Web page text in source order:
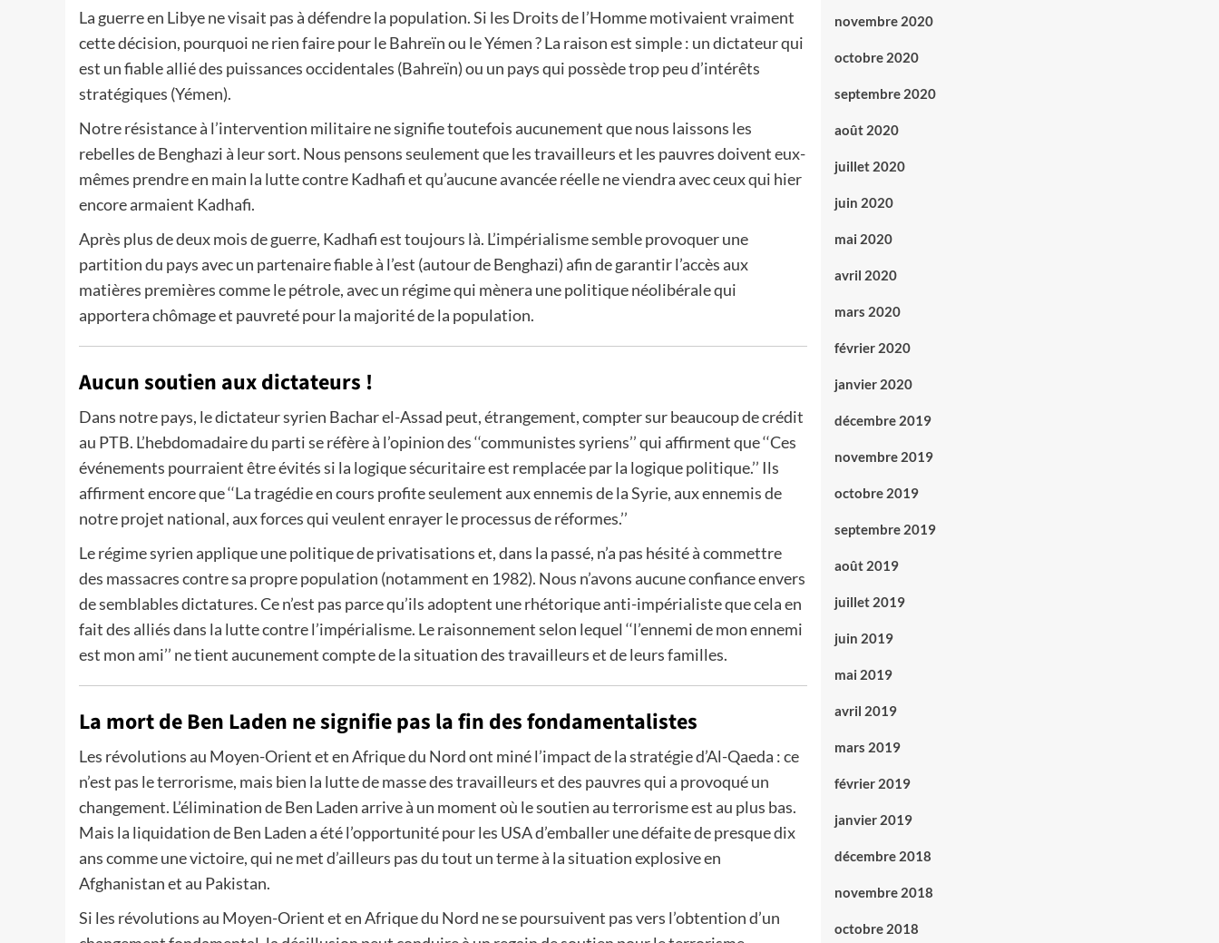
La guerre en Libye ne visait pas à défendre la population. Si les Droits de l’Homme motivaient vraiment
cette décision, pourquoi ne rien faire pour le Bahreïn ou le Yémen ? La raison est simple : un dictateur qui
est un fiable allié des puissances occidentales (Bahreïn) ou un pays qui possède trop peu d’intérêts
stratégiques (Yémen).
Notre résistance à l’intervention militaire ne signifie toutefois aucunement que nous laissons les
rebelles de Benghazi à leur sort. Nous pensons seulement que les travailleurs et les pauvres doivent eux-
mêmes prendre en main la lutte contre Kadhafi et qu’aucune avancée réelle ne viendra avec ceux qui hier
encore armaient Kadhafi.
Après plus de deux mois de guerre, Kadhafi est toujours là. L’impérialisme semble provoquer une
partition du pays avec un partenaire fiable à l’est (autour de Benghazi) afin de garantir l’accès aux
matières premières comme le pétrole, avec un régime qui mènera une politique néolibérale qui
apportera chômage et pauvreté pour la majorité de la population.
Aucun soutien aux dictateurs !
Dans notre pays, le dictateur syrien Bachar el-Assad peut, étrangement, compter sur beaucoup de crédit
au PTB. L’hebdomadaire du parti se réfère à l’opinion des ‘‘communistes syriens’’ qui affirment que ‘‘Ces
événements pourraient être évités si la logique sécuritaire est remplacée par la logique politique.’’ Ils
affirment encore que ‘‘La tragédie en cours profite seulement aux ennemis de la Syrie, aux ennemis de
notre projet national, aux forces qui veulent enrayer le processus de réformes.’’
Le régime syrien applique une politique de privatisations et, dans la passé, n’a pas hésité à commettre
des massacres contre sa propre population (notamment en 1982). Nous n’avons aucune confiance envers
de semblables dictatures. Ce n’est pas parce qu’ils adoptent une rhétorique anti-impérialiste que cela en
fait des alliés dans la lutte contre l’impérialisme. Le raisonnement selon lequel ‘‘l’ennemi de mon ennemi
est mon ami’’ ne tient aucunement compte de la situation des travailleurs et de leurs familles.
La mort de Ben Laden ne signifie pas la fin des fondamentalistes
Les révolutions au Moyen-Orient et en Afrique du Nord ont miné l’impact de la stratégie d’Al-Qaeda : ce
n’est pas le terrorisme, mais bien la lutte de masse des travailleurs et des pauvres qui a provoqué un
changement. L’élimination de Ben Laden arrive à un moment où le soutien au terrorisme est au plus bas.
Mais la liquidation de Ben Laden a été l’opportunité pour les USA d’emballer une défaite de presque dix
ans comme une victoire, qui ne met d’ailleurs pas du tout un terme à la situation explosive en
Afghanistan et au Pakistan.
Si les révolutions au Moyen-Orient et en Afrique du Nord ne se poursuivent pas vers l’obtention d’un
novembre 2020
octobre 2020
septembre 2020
août 2020
juillet 2020
juin 2020
mai 2020
avril 2020
mars 2020
février 2020
janvier 2020
décembre 2019
novembre 2019
octobre 2019
septembre 2019
août 2019
juillet 2019
juin 2019
mai 2019
avril 2019
mars 2019
février 2019
janvier 2019
décembre 2018
novembre 2018
octobre 2018